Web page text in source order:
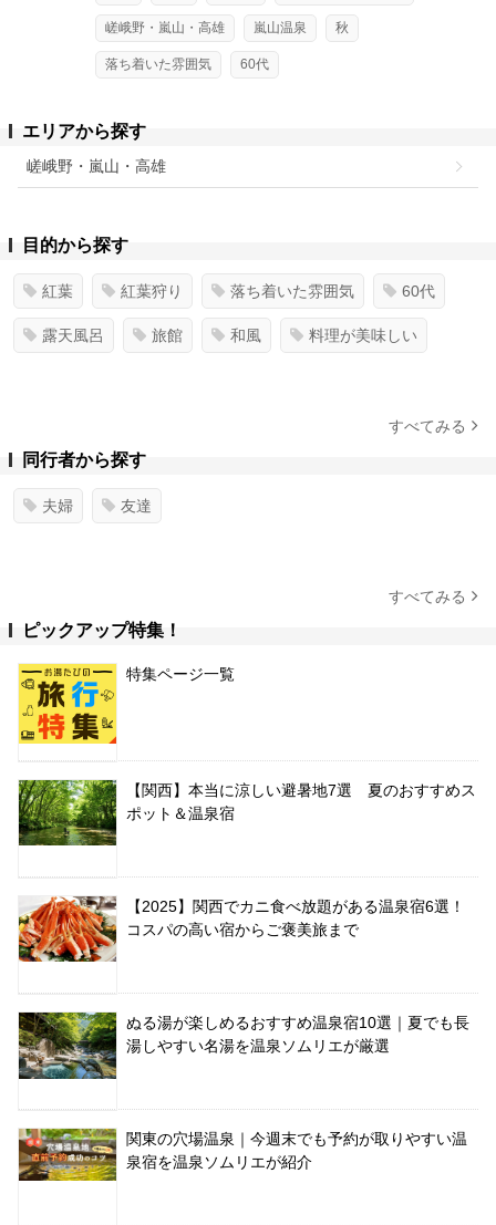
嵯峨野・嵐山・高雄 嵐山温泉 秋
落ち着いた雰囲気 60代
エリアから探す
嵯峨野・嵐山・高雄
目的から探す
紅葉 紅葉狩り 落ち着いた雰囲気 60代
露天風呂 旅館 和風 料理が美味しい
すべてみる
同行者から探す
夫婦 友達
すべてみる
ピックアップ特集！
特集ページ一覧
【関西】本当に涼しい避暑地7選 夏のおすすめス
ポット＆温泉宿
【2025】関西でカニ食べ放題がある温泉宿6選！
コスパの高い宿からご褒美旅まで
ぬる湯が楽しめるおすすめ温泉宿10選｜夏でも長
湯しやすい名湯を温泉ソムリエが厳選
関東の穴場温泉｜今週末でも予約が取りやすい温
泉宿を温泉ソムリエが紹介